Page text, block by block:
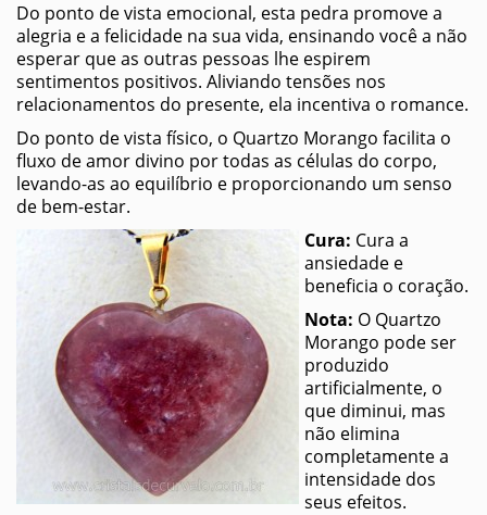
Do ponto de vista emocional, esta pedra promove a
alegria e a felicidade na sua vida, ensinando você a não
esperar que as outras pessoas lhe espirem
sentimentos positivos. Aliviando tensões nos
relacionamentos do presente, ela incentiva o romance.
Do ponto de vista físico, o Quartzo Morango facilita o
fluxo de amor divino por todas as células do corpo,
levando-as ao equilíbrio e proporcionando um senso
de bem-estar.
Cura: Cura a
ansiedade e
beneficia o coração.
Nota: O Quartzo
Morango pode ser
produzido
artificialmente, o
que diminui, mas
não elimina
completamente a
intensidade dos
seus efeitos.